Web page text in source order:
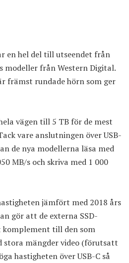
en hel del till utseendet från
modeller från Western Digital.
främst rundade hörn som ger
vägen till 5 TB för de mest
vare anslutningen över USB-
de nya modellerna läsa med
MB/s och skriva med 1 000
jämfört med 2018 års
gör att de externa SSD-
till den som
stora mängder video (förutsatt
hastigheten över USB-C så